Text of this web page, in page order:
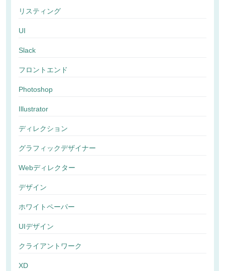
リスティング
UI
Slack
フロントエンド
Photoshop
Illustrator
ディレクション
グラフィックデザイナー
Webディレクター
デザイン
ホワイトペーパー
UIデザイン
クライアントワーク
XD